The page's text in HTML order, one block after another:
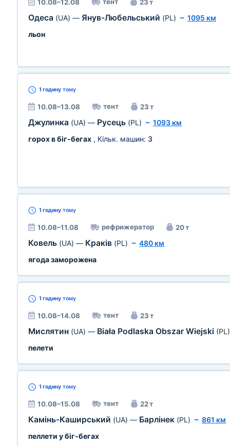
10.08–12.08 23 т
Одеса (UA) — Янув-Любельський (PL) ~ 1095 км
льон
1 годину тому
10.08–13.08 тент 23 т
Джулинка (UA) — Русець (PL) ~ 1093 км
горох в біг-бегах , Кільк. машин: 3
1 годину тому
10.08–11.08 рефрижератор 20 т
Ковель (UA) — Краків (PL) ~ 480 км
ягода заморожена
1 годину тому
10.08–14.08 тент 23 т
Мислятин (UA) — Biała Podlaska Obszar Wiejski (PL)
пелети
1 годину тому
10.08–15.08 тент 22 т
Камінь-Каширський (UA) — Барлінек (PL) ~ 861 км
пеллети у біг-бегах